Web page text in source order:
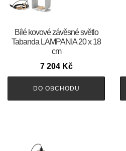
Bílé kovové závěsné světlo
Tabanda LAMPANIA 20 x 18
cm
7 204 Kč
DO OBCHODU